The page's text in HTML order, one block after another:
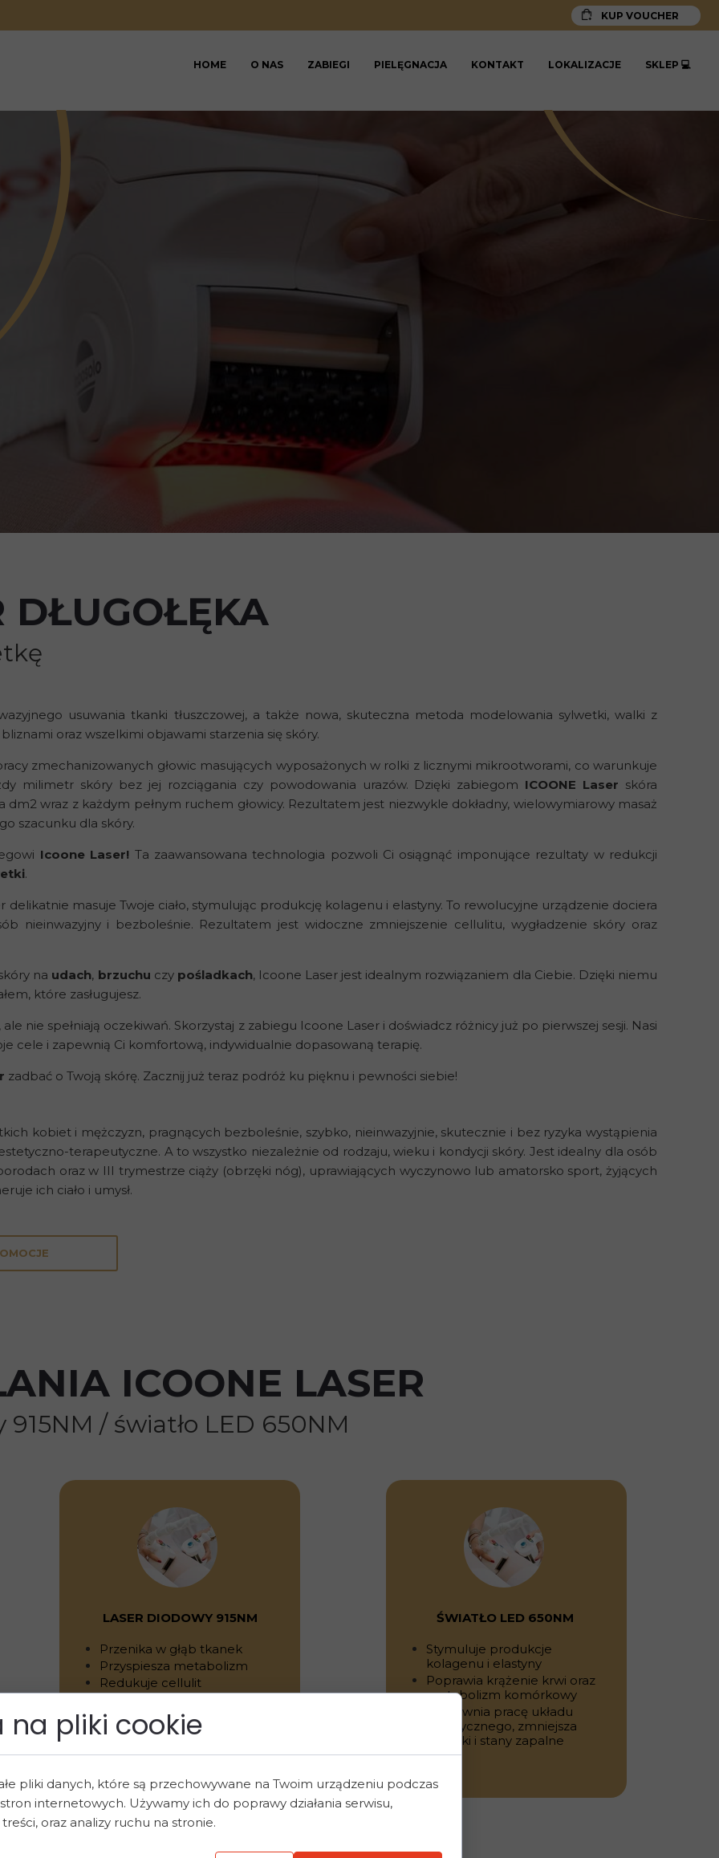
HOME O NAS
REGULAMIN VOUCHERÓW
ZABIEGI PIELĘGNACJA
SKINBETTER SCIENCE
KONTAKT LOKALIZACJE SKLEP 💻
KUP VOUCHER
DŁUGOŁĘKA
usuwania tkanki tłuszczowej, a także nowa, skuteczna metoda modelowania sylwetki, walki z
oraz wszelkimi objawami starzenia się skóry.
zmechanizowanych głowic masujących wyposażonych w rolki z licznymi mikrootworami, co warunkuje
milimetr skóry bez jej rozciągania czy powodowania urazów. Dzięki zabiegom ICOONE Laser skóra
wraz z każdym pełnym ruchem głowicy. Rezultatem jest niezwykle dokładny, wielowymiarowy masaż
szacunku dla skóry.
Icoone Laser! Ta zaawansowana technologia pozwoli Ci osiągnąć imponujące rezultaty w redukcji
.
masuje Twoje ciało, stymulując produkcję kolagenu i elastyny. To rewolucyjne urządzenie dociera
nieinwazyjny i bezboleśnie. Rezultatem jest widoczne zmniejszenie cellulitu, wygładzenie skóry oraz
na udach, brzuchu czy pośladkach, Icoone Laser jest idealnym rozwiązaniem dla Ciebie. Dzięki niemu
które zasługujesz.
nie spełniają oczekiwań. Skorzystaj z zabiegu Icoone Laser i doświadcz różnicy już po pierwszej sesji. Nasi
cele i zapewnią Ci komfortową, indywidualnie dopasowaną terapię.
zadbać o Twoją skórę. Zacznij już teraz podróż ku pięknu i pewności siebie!
kobiet i mężczyzn, pragnących bezboleśnie, szybko, nieinwazyjnie, skutecznie i bez ryzyka wystąpienia
terapeutyczne. A to wszystko niezależnie od rodzaju, wieku i kondycji skóry. Jest idealny dla osób
oraz w III trymestrze ciąży (obrzęki nóg), uprawiających wyczynowo lub amatorsko sport, żyjących
ich ciało i umysł.
ICOONE LASER
/ światło LED 650NM
ŚWIATŁO LED 650NM
Stymuluje produkcje
kolagenu i elastyny
Poprawia krążenie krwi oraz
metabolizm komórkowy
Usprawnia pracę układu
limfatycznego, zmniejsza
obrzęki i stany zapalne
LASER DIODOWY 915NM
Przenika w głąb tkanek
Przyspiesza metabolizm
Redukuje cellulit
na pliki cookie
pliki danych, które są przechowywane na Twoim urządzeniu podczas
internetowych. Używamy ich do poprawy działania serwisu,
oraz analizy ruchu na stronie.